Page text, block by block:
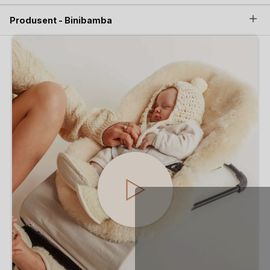
Før du bruker Binibamba lammeskinn for første gang,
rist det godt og børst over. Dette kan du fortsette å gjøre i
Produsent - Binibamba